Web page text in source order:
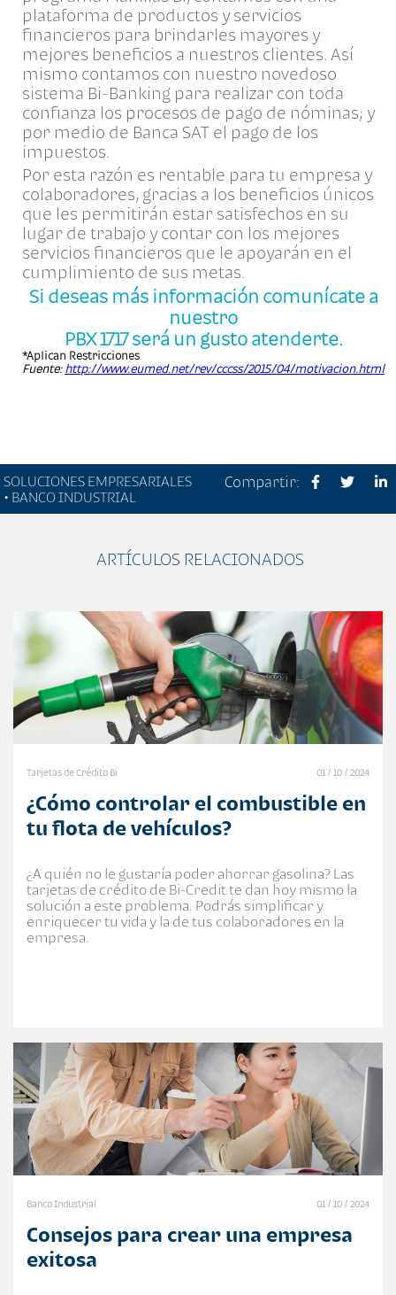
plataforma de productos y servicios
financieros para brindarles mayores y
mejores beneficios a nuestros clientes. Así
mismo contamos con nuestro novedoso
sistema Bi-Banking para realizar con toda
confianza los procesos de pago de nóminas; y
por medio de Banca SAT el pago de los
impuestos.
Por esta razón es rentable para tu empresa y
colaboradores, gracias a los beneficios únicos
que les permitirán estar satisfechos en su
lugar de trabajo y contar con los mejores
servicios financieros que le apoyarán en el
cumplimiento de sus metas.
Si deseas más información comunícate a
nuestro
PBX 1717 será un gusto atenderte.
*Aplican Restricciones
Fuente: http://www.eumed.net/rev/cccss/2015/04/motivacion.html
SOLUCIONES EMPRESARIALES
• BANCO INDUSTRIAL
Compartir:
ARTÍCULOS RELACIONADOS
Tarjetas de Crédito Bi 01 / 10 / 2024
¿Cómo controlar el combustible en
tu flota de vehículos?
¿A quién no le gustaría poder ahorrar gasolina? Las
tarjetas de crédito de Bi-Credit te dan hoy mismo la
solución a este problema. Podrás simplificar y
enriquecer tu vida y la de tus colaboradores en la
empresa.
Banco Industrial 01 / 10 / 2024
Consejos para crear una empresa
exitosa